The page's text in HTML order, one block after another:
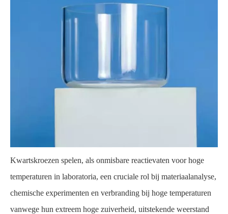
Kwartskroezen spelen, als onmisbare reactievaten voor hoge
temperaturen in laboratoria, een cruciale rol bij materiaalanalyse,
chemische experimenten en verbranding bij hoge temperaturen
vanwege hun extreem hoge zuiverheid, uitstekende weerstand